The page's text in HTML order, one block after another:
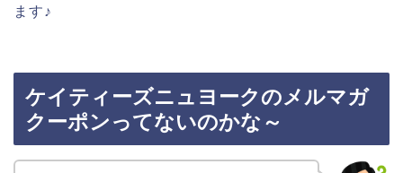
ます♪
ケイティーズニュヨークのメルマガ
クーポンってないのかな～